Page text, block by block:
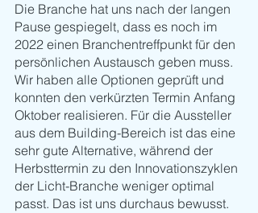
Die Branche hat uns nach der langen
Pause gespiegelt, dass es noch im
2022 einen Branchentreffpunkt für den
persönlichen Austausch geben muss.
Wir haben alle Optionen geprüft und
konnten den verkürzten Termin Anfang
Oktober realisieren. Für die Aussteller
aus dem Building-Bereich ist das eine
sehr gute Alternative, während der
Herbsttermin zu den Innovationszyklen
der Licht-Branche weniger optimal
passt. Das ist uns durchaus bewusst.